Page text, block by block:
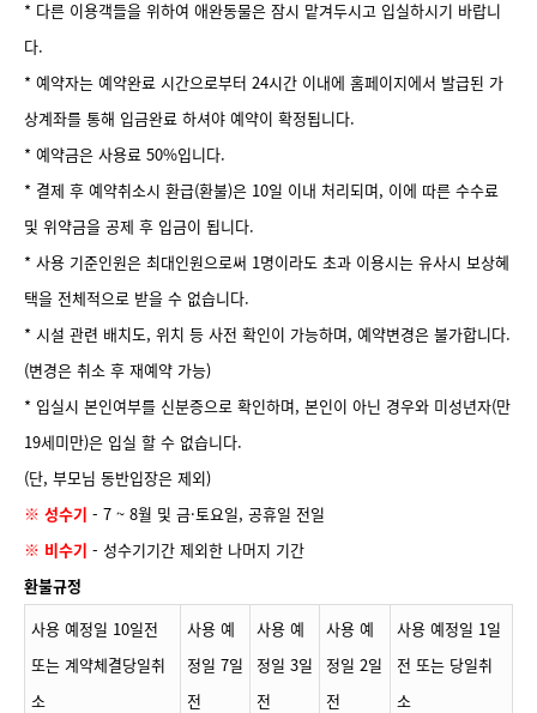
* 다른 이용객들을 위하여 애완동물은 잠시 맡겨두시고 입실하시기 바랍니
다.
* 예약자는 예약완료 시간으로부터 24시간 이내에 홈페이지에서 발급된 가
상계좌를 통해 입금완료 하셔야 예약이 확정됩니다.
* 예약금은 사용료 50%입니다.
* 결제 후 예약취소시 환급(환불)은 10일 이내 처리되며, 이에 따른 수수료
및 위약금을 공제 후 입금이 됩니다.
* 사용 기준인원은 최대인원으로써 1명이라도 초과 이용시는 유사시 보상혜
택을 전체적으로 받을 수 없습니다.
* 시설 관련 배치도, 위치 등 사전 확인이 가능하며, 예약변경은 불가합니다.
(변경은 취소 후 재예약 가능)
* 입실시 본인여부를 신분증으로 확인하며, 본인이 아닌 경우와 미성년자(만
19세미만)은 입실 할 수 없습니다.
(단, 부모님 동반입장은 제외)
※ 성수기 - 7 ~ 8월 및 금·토요일, 공휴일 전일
※ 비수기 - 성수기기간 제외한 나머지 기간
환불규정
사용 예정일 10일전
또는 계약체결당일취
소
사용 예
정일 7일
전
사용 예
정일 3일
전
사용 예
정일 2일
전
사용 예정일 1일
전 또는 당일취
소